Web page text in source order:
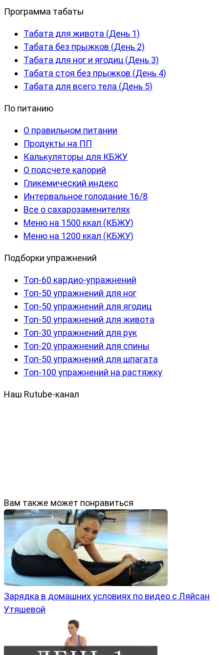
Программа табаты
Табата для живота (День 1)
Табата без прыжков (День 2)
Табата для ног и ягодиц (День 3)
Табата стоя без прыжков (День 4)
Табата для всего тела (День 5)
По питанию
О правильном питании
Продукты на ПП
Калькуляторы для КБЖУ
О подсчете калорий
Гликемический индекс
Интервальное голодание 16/8
Все о сахарозаменителях
Меню на 1500 ккал (КБЖУ)
Меню на 1200 ккал (КБЖУ)
Подборки упражнений
Топ-60 кардио-упражнений
Топ-50 упражнений для ног
Топ-50 упражнений для ягодиц
Топ-50 упражнений для живота
Топ-30 упражнений для рук
Топ-20 упражнений для спины
Топ-50 упражнений для шпагата
Топ-100 упражнений на растяжку
Наш Rutube-канал
Вам также может понравиться
Зарядка в домашних условиях по видео с Ляйсан
Утяшевой